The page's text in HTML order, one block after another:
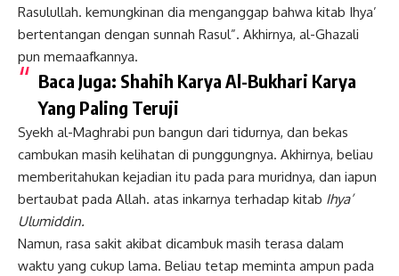
Rasulullah. kemungkinan dia menganggap bahwa kitab Ihya’
bertentangan dengan sunnah Rasul”. Akhirnya, al-Ghazali
pun memaafkannya.
Baca Juga: Shahih Karya Al-Bukhari Karya
Yang Paling Teruji
Syekh al-Maghrabi pun bangun dari tidurnya, dan bekas
cambukan masih kelihatan di punggungnya. Akhirnya, beliau
memberitahukan kejadian itu pada para muridnya, dan iapun
bertaubat pada Allah. atas inkarnya terhadap kitab Ihya’
Ulumiddin.
Namun, rasa sakit akibat dicambuk masih terasa dalam
waktu yang cukup lama. Beliau tetap meminta ampun pada